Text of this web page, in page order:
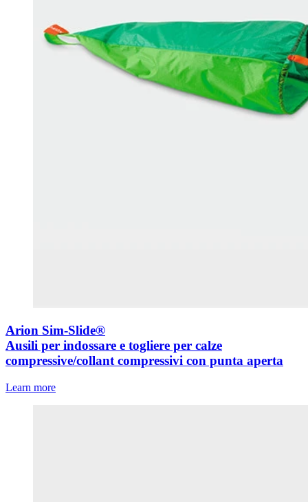
Arion Sim-Slide®
Ausili per indossare e togliere per calze
compressive/collant compressivi con punta aperta
Learn more